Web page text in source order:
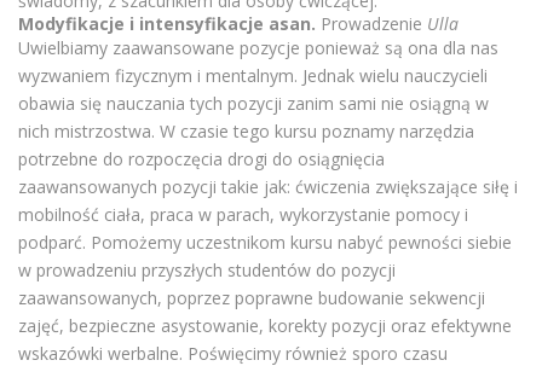
Modyfikacje i intensyfikacje asan. Prowadzenie Ulla
Uwielbiamy zaawansowane pozycje ponieważ są ona dla nas
wyzwaniem fizycznym i mentalnym. Jednak wielu nauczycieli
obawia się nauczania tych pozycji zanim sami nie osiągną w
nich mistrzostwa. W czasie tego kursu poznamy narzędzia
potrzebne do rozpoczęcia drogi do osiągnięcia
zaawansowanych pozycji takie jak: ćwiczenia zwiększające siłę i
mobilność ciała, praca w parach, wykorzystanie pomocy i
podparć. Pomożemy uczestnikom kursu nabyć pewności siebie
w prowadzeniu przyszłych studentów do pozycji
zaawansowanych, poprzez poprawne budowanie sekwencji
zajęć, bezpieczne asystowanie, korekty pozycji oraz efektywne
wskazówki werbalne. Poświęcimy również sporo czasu